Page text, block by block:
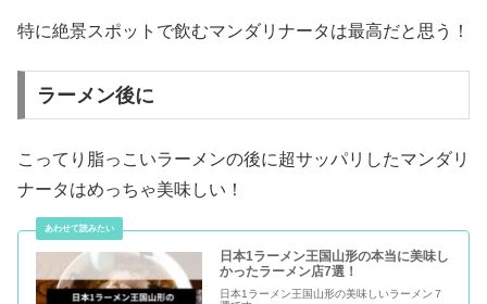
特に絶景スポットで飲むマンダリナータは最高だと思う！
ラーメン後に
こってり脂っこいラーメンの後に超サッパリしたマンダリ
ナータはめっちゃ美味しい！
日本1ラーメン王国山形の本当に美味し
かったラーメン店7選！
日本1ラーメン王国山形の美味しいラーメン７